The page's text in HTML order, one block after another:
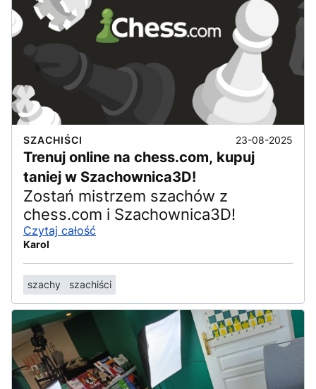
SZACHIŚCI 23-08-2025
Trenuj online na chess.com, kupuj
taniej w Szachownica3D!
Zostań mistrzem szachów z
chess.com i Szachownica3D!
Czytaj całość
Karol
szachy szachiści